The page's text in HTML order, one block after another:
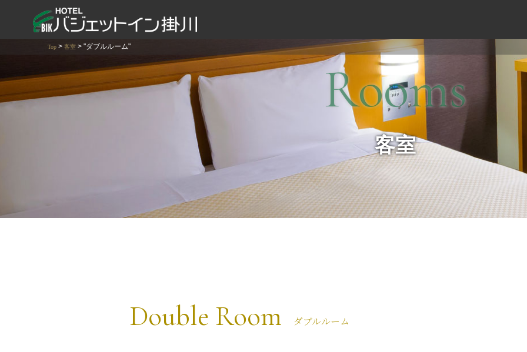
へ
キ
Top> 客室> "ダブルルーム"
Rooms
客室
Double Room ダブルルーム